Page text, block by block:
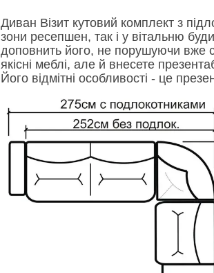
Диван Візит кутовий комплект з
зони ресепшен, так і у вітальню
доповнить його, не порушуючи вже
якісні меблі, але й внесете
Його відмітні особливості - це